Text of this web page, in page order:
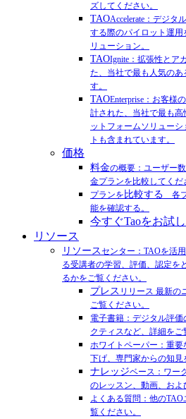
ズしてください。
TAOAccelerate：デジタ
する際のパイロット運
リューション。
TAOIgnite：拡張性とア
た、当社で最も人気の
す。
TAOEnterprise：お客様
計された、当社で最も高
ットフォームソリュー
トも含まれています。
価格
料金の概要：ユーザー
金プランを比較してくだ
プランを 比較する 各
能を確認する。
今すぐTaoをお試
リソース
リソースセンター：TAOを活
る受講者の学習、評価、認定を
るかをご覧ください。
プレス リリース 最新の
ご覧ください。
電子書籍：デジタル評
クティスなど、詳細をご
ホワイトペーパー：重要
下げ、専門家からの知見
ナレッジベース：ワー
のレッスン、動画、およ
よくある質問：他の
覧ください。